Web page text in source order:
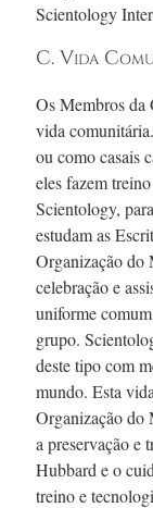
Scientology
C. Vida
Os Membros da
vida
ou como casais
eles fazem
Scientology,
estudam as
Organização do
celebração e
uniforme
grupo.
deste tipo com
mundo. Esta
Organização do
a preservação e
Hubbard e o
treino e